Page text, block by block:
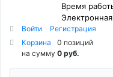
Время
Войти
Регистрация
Корзина
0 позиций
на сумму 0 руб.